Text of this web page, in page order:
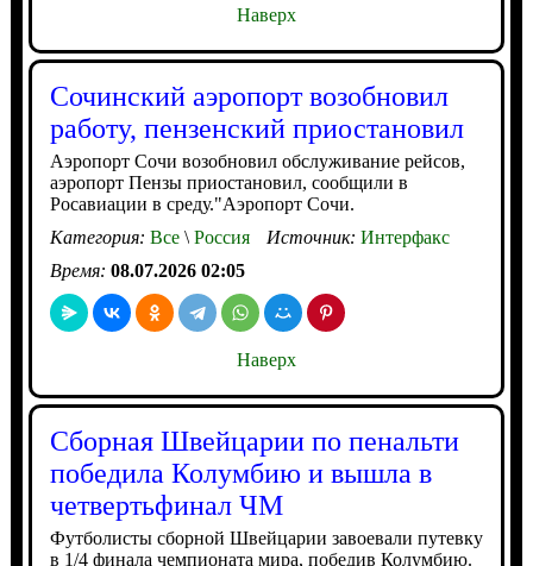
Наверх
Сочинский аэропорт возобновил
работу, пензенский приостановил
Аэропорт Сочи возобновил обслуживание рейсов,
аэропорт Пензы приостановил, сообщили в
Росавиации в среду."Аэропорт Сочи.
Категория: Все\Россия Источник: Интерфакс
Время: 08.07.2026 02:05
Наверх
Сборная Швейцарии по пенальти
победила Колумбию и вышла в
четвертьфинал ЧМ
Футболисты сборной Швейцарии завоевали путевку
в 1/4 финала чемпионата мира, победив Колумбию.